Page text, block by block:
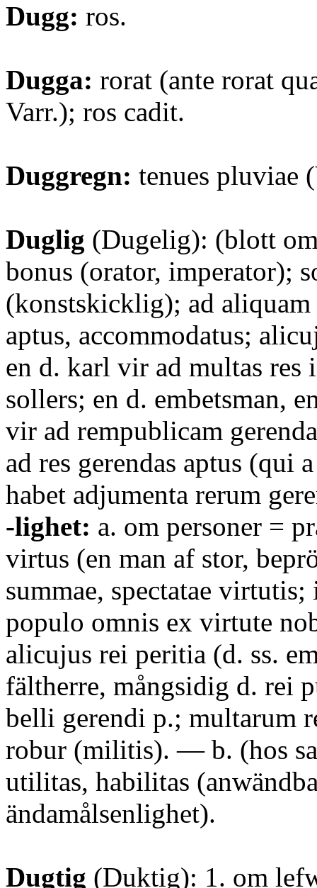
Dugg: ros.
Dugga: rorat (ante rorat
Varr.); ros cadit.
Duggregn: tenues pluviae
Duglig (Dugelig): (blott
bonus (orator, imperator);
(konstskicklig); ad
aptus, accommodatus;
en d. karl vir ad multas res
sollers; en d. embetsman,
vir ad rempublicam
ad res gerendas aptus (qui
habet adjumenta rerum
-lighet: a. om personer =
virtus (en man af stor,
summae, spectatae
populo omnis ex virtute
alicujus rei peritia (d. ss.
fältherre, mångsidig d. rei
belli gerendi p.; multarum
robur (militis). — b. (hos
utilitas, habilitas
ändamålsenlighet).
Dugtig (Duktig): 1. om